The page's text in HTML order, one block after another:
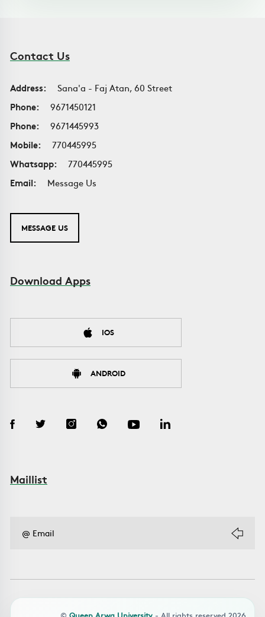
Contact Us
Address:
Sana'a - Faj Atan, 60 Street
Phone:
9671450121
Phone:
9671445993
Mobile:
770445995
Whatsapp:
770445995
Email:
Message Us
MESSAGE US
Download Apps
IOS
ANDROID
Maillist
© Queen Arwa University - All rights reserved 2026